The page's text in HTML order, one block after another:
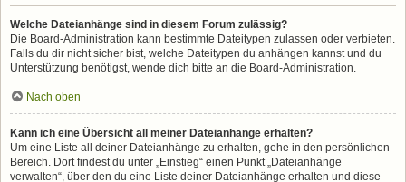
Welche Dateianhänge sind in diesem Forum zulässig?
Die Board-Administration kann bestimmte Dateitypen zulassen oder verbieten.
Falls du dir nicht sicher bist, welche Dateitypen du anhängen kannst und du
Unterstützung benötigst, wende dich bitte an die Board-Administration.
Nach oben
Kann ich eine Übersicht all meiner Dateianhänge erhalten?
Um eine Liste all deiner Dateianhänge zu erhalten, gehe in den persönlichen
Bereich. Dort findest du unter „Einstieg“ einen Punkt „Dateianhänge
verwalten“, über den du eine Liste deiner Dateianhänge erhalten und diese